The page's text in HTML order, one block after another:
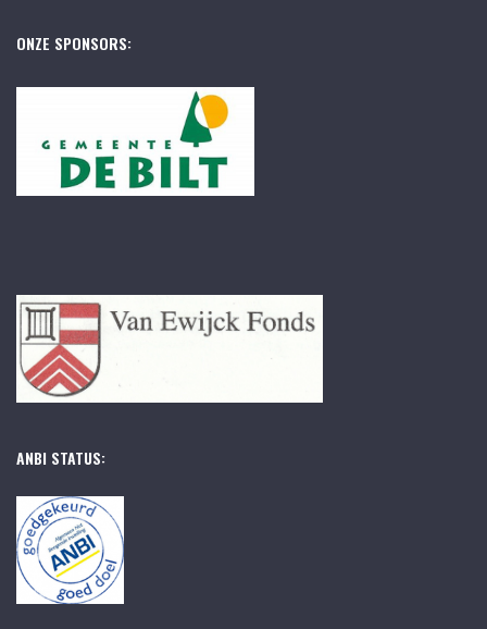
ONZE SPONSORS:
ANBI STATUS: